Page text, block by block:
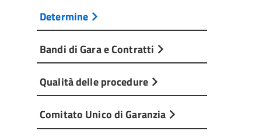
Determine
Bandi di Gara e Contratti
Qualità delle procedure
Comitato Unico di Garanzia